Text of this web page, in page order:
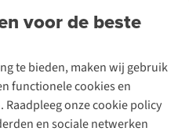
voor de beste
te bieden, maken wij gebruik
functionele cookies en
onze cookie policy
en sociale netwerken